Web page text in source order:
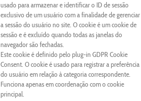
usado para armazenar e identificar o ID de sessão
exclusivo de um usuário com a finalidade de gerenciar
a sessão do usuário no site. O cookie é um cookie de
sessão e é excluído quando todas as janelas do
navegador são fechadas.
Este cookie é definido pelo plug-in GDPR Cookie
Consent. O cookie é usado para registrar a preferência
do usuário em relação à categoria correspondente.
Funciona apenas em coordenação com o cookie
principal.